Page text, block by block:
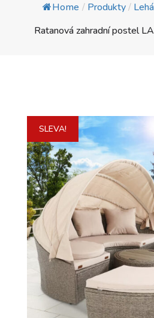
Home / Produkty/
Ratanová zahradní postel
SLEVA!